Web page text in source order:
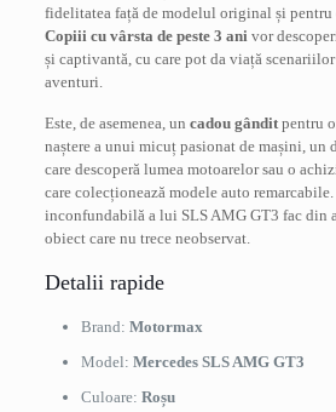
fidelitatea față de modelul original și
Copiii cu vârsta de peste 3 anivor
și captivantă, cu care pot da viață
aventuri.
Este, de asemenea, un cadou gânditpentru
naștere a unui micuț pasionat de mașini, un
care descoperă lumea motoarelor sau o
care colecționează modele auto
inconfundabilă a lui SLS AMG GT3 fac din
obiect care nu trece neobservat.
Detalii rapide
Brand: Motormax
Model: Mercedes SLS AMG GT3
Culoare: Roșu